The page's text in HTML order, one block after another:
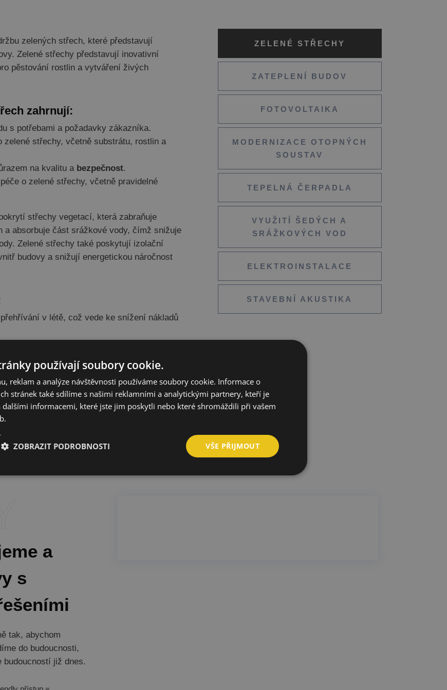
zelených střech, které představují
Zelené střechy představují inovativní
pěstování rostlin a vytváření živých
zahrnují:
s potřebami a požadavky zákazníka.
zelené střechy, včetně substrátu, rostlin a
na kvalitu a bezpečnost.
o zelené střechy, včetně pravidelné
střechy vegetací, která zabraňuje
absorbuje část srážkové vody, čímž snižuje
Zelené střechy také poskytují izolační
budovy a snižují energetickou náročnost
v létě, což vede ke snížení nákladů
plynů díky absorpci CO2 a produkci
z okolí.
snížení potřeby údržby.
rekreačních ploch nebo zahrad na střeše
ZELENÉ STŘECHY
ZATEPLENÍ BUDOV
FOTOVOLTAIKA
MODERNIZACE OTOPNÝCH
SOUSTAV
TEPELNÁ ČERPADLA
VYUŽITÍ ŠEDÝCH A
SRÁŽKOVÝCH VOD
ELEKTROINSTALACE
STAVEBNÍ AKUSTIKA
a
s
tak, abychom
do budoucnosti,
již dnes.
používají soubory cookie.
reklam a analýze návštěvnosti používáme soubory cookie. Informace o
stránek také sdílíme s našimi reklamními a analytickými partnery, kteří je
informacemi, které jste jim poskytli nebo které shromáždili při vašem
VŠE PŘIJMOUT
ZOBRAZIT PODROBNOSTI